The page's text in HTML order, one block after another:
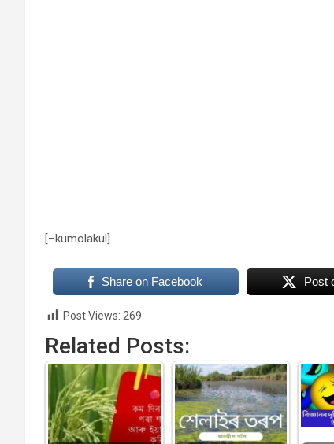
[–kumolakul]
Share on Facebook Post
Post Views: 269
Related Posts: